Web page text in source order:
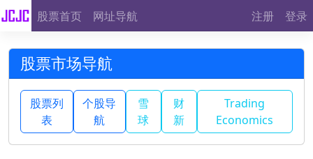
股票首页 网址导航 注册 登录
股票市场导航
股票列
表
个股导
航
雪
球
财
新
Trading
Economics